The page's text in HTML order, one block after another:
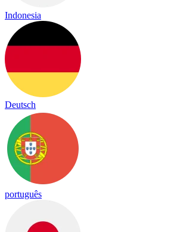
Indonesia
Deutsch
português